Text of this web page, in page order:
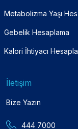
Metabolizma Yaşı
Gebelik Hesaplama
Kalori İhtiyacı
İletişim
Bize Yazın
444 7000